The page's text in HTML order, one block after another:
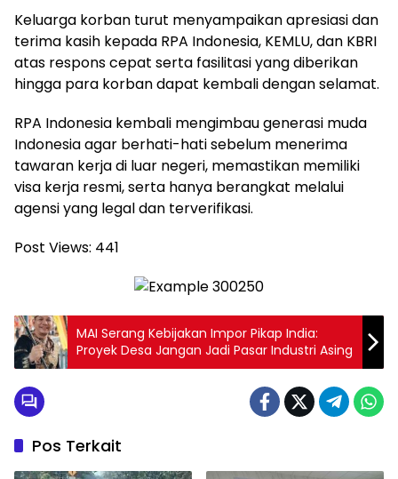
Keluarga korban turut menyampaikan apresiasi dan
terima kasih kepada RPA Indonesia, KEMLU, dan KBRI
atas respons cepat serta fasilitasi yang diberikan
hingga para korban dapat kembali dengan selamat.
RPA Indonesia kembali mengimbau generasi muda
Indonesia agar berhati-hati sebelum menerima
tawaran kerja di luar negeri, memastikan memiliki
visa kerja resmi, serta hanya berangkat melalui
agensi yang legal dan terverifikasi.
Post Views: 441
MAI Serang Kebijakan Impor Pikap India:
Proyek Desa Jangan Jadi Pasar Industri Asing
Pos Terkait